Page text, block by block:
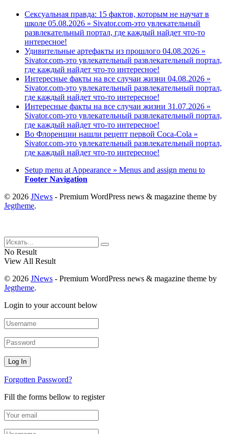
Сексуальная правда: 15 фактов, которым не научат в
школе 05.08.2026 » Sivator.com-это увлекательный
развлекательный портал, где каждый найдет что-то
интересное!
Удивительные артефакты из прошлого 04.08.2026 »
Sivator.com-это увлекательный развлекательный портал,
где каждый найдет что-то интересное!
Интересные факты на все случаи жизни 04.08.2026 »
Sivator.com-это увлекательный развлекательный портал,
где каждый найдет что-то интересное!
Интересные факты на все случаи жизни 31.07.2026 »
Sivator.com-это увлекательный развлекательный портал,
где каждый найдет что-то интересное!
Во Флоренции нашли рецепт первой Coca-Cola »
Sivator.com-это увлекательный развлекательный портал,
где каждый найдет что-то интересное!
Setup menu at Appearance » Menus and assign menu to
Footer Navigation
© 2026 JNews - Premium WordPress news & magazine theme by
Jegtheme.
No Result
View All Result
© 2026 JNews - Premium WordPress news & magazine theme by
Jegtheme.
Login to your account below
Forgotten Password?
Fill the forms bellow to register